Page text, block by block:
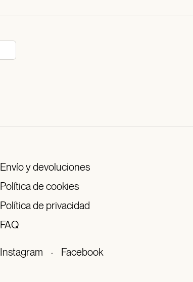
Envío y devoluciones
Política de cookies
Política de privacidad
FAQ
Instagram · Facebook